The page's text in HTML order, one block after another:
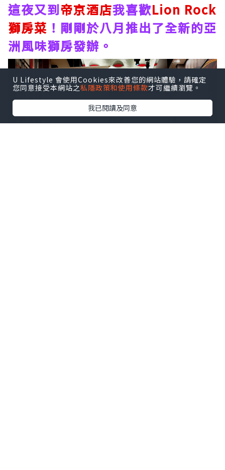
這夜又到帝京酒店我喜歡Lion Rock
獅房菜 ！剛剛於八月推出了全新的亞
洲風味獅房發辦。
U Lifestyle 會使用Cookies來改善您的網站體驗，請確定
您同意接受本網站之私隱政策和使用條款才可繼續瀏覽。
我已閱讀及同意